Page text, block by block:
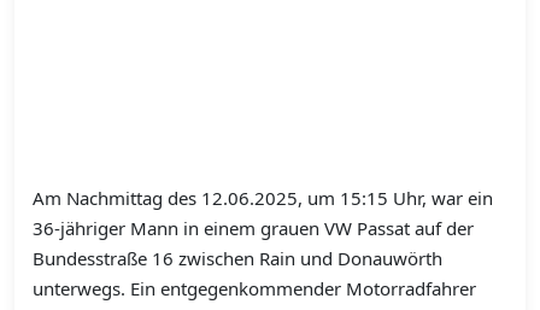
Am Nachmittag des 12.06.2025, um 15:15 Uhr, war ein
36-jähriger Mann in einem grauen VW Passat auf der
Bundesstraße 16 zwischen Rain und Donauwörth
unterwegs. Ein entgegenkommender Motorradfahrer